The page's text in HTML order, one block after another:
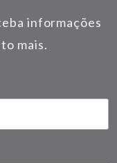
informações
mais.